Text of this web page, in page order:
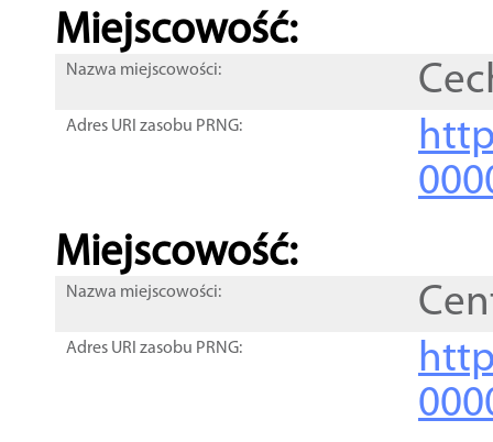
Miejscowość:
Nazwa miejscowości:
Adres URI zasobu PRNG:
Miejscowość:
Nazwa miejscowości:
Adres URI zasobu PRNG: